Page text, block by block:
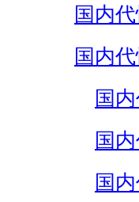
国内
国内
国
国
国